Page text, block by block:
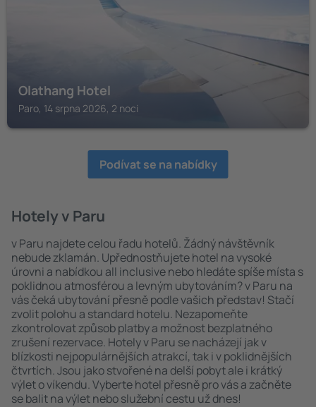
Olathang Hotel
Paro, 14 srpna 2026, 2 noci
Podívat se na nabídky
Hotely v Paru
v Paru najdete celou řadu hotelů. Žádný návštěvník
nebude zklamán. Upřednostňujete hotel na vysoké
úrovni a nabídkou all inclusive nebo hledáte spíše místa s
poklidnou atmosférou a levným ubytováním? v Paru na
vás čeká ubytování přesně podle vašich představ! Stačí
zvolit polohu a standard hotelu. Nezapomeňte
zkontrolovat způsob platby a možnost bezplatného
zrušení rezervace. Hotely v Paru se nacházejí jak v
blízkosti nejpopulárnějších atrakcí, tak i v poklidnějších
čtvrtích. Jsou jako stvořené na delší pobyt ale i krátký
výlet o víkendu. Vyberte hotel přesně pro vás a začněte
se balit na výlet nebo služební cestu už dnes!